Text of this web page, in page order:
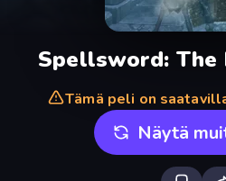
Spellsword: The
Tämä peli on
Näytä